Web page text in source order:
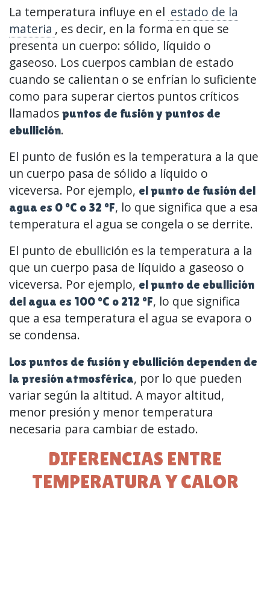
La temperatura influye en el estado de la
materia , es decir, en la forma en que se
presenta un cuerpo: sólido, líquido o
gaseoso. Los cuerpos cambian de estado
cuando se calientan o se enfrían lo suficiente
como para superar ciertos puntos críticos
llamados puntos de fusión y puntos de
ebullición.
El punto de fusión es la temperatura a la que
un cuerpo pasa de sólido a líquido o
viceversa. Por ejemplo, el punto de fusión del
agua es 0 ºC o 32 ºF, lo que significa que a esa
temperatura el agua se congela o se derrite.
El punto de ebullición es la temperatura a la
que un cuerpo pasa de líquido a gaseoso o
viceversa. Por ejemplo, el punto de ebullición
del agua es 100 ºC o 212 ºF, lo que significa
que a esa temperatura el agua se evapora o
se condensa.
Los puntos de fusión y ebullición dependen de
la presión atmosférica, por lo que pueden
variar según la altitud. A mayor altitud,
menor presión y menor temperatura
necesaria para cambiar de estado.
DIFERENCIAS ENTRE
TEMPERATURA Y CALOR